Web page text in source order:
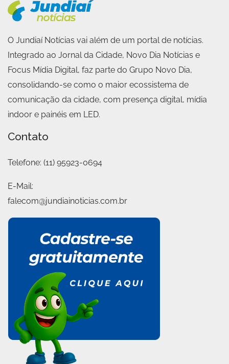
O Jundiaí Notícias vai além de um portal de notícias.
Integrado ao Jornal da Cidade, Novo Dia Notícias e
Focus Mídia Digital, faz parte do Grupo Novo Dia,
consolidando-se como o maior ecossistema de
comunicação da cidade, com presença digital, mídia
indoor e painéis em LED.
Contato
Telefone: (11) 95923-0694
E-Mail:
falecom@jundiainoticias.com.br